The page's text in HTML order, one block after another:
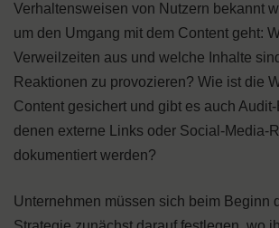
Verhaltensweisen von Nutzern bekannt
um den Umgang mit dem Content geht:
Verweilzeiten aus und welche Inhalte
Reaktionen zu provozieren? Wie ist die
Content gesichert und gibt es auch
denen externe Links oder Social-Media-
dokumentiert werden?
Unternehmen müssen sich beim Beginn